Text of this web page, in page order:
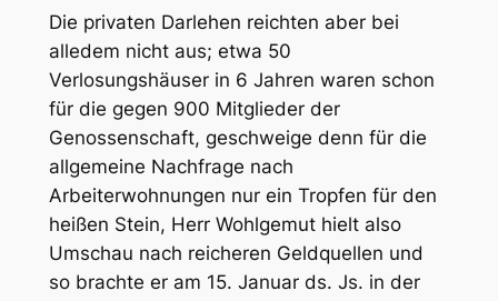
Die privaten Darlehen reichten aber bei
alledem nicht aus; etwa 50
Verlosungshäuser in 6 Jahren waren schon
für die gegen 900 Mitglieder der
Genossenschaft, geschweige denn für die
allgemeine Nachfrage nach
Arbeiterwohnungen nur ein Tropfen für den
heißen Stein, Herr Wohlgemut hielt also
Umschau nach reicheren Geldquellen und
so brachte er am 15. Januar ds. Js. in der